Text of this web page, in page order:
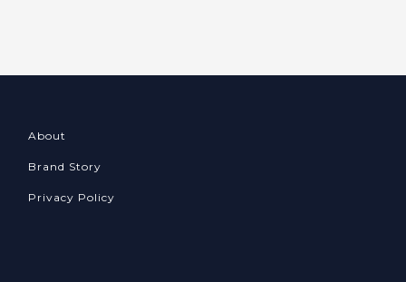
About
Brand Story
Privacy Policy